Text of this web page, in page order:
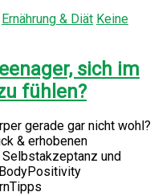
Ernährung & Diät Keine
sich im
fühlen?
gerade gar nicht wohl?
& erhobenen
und